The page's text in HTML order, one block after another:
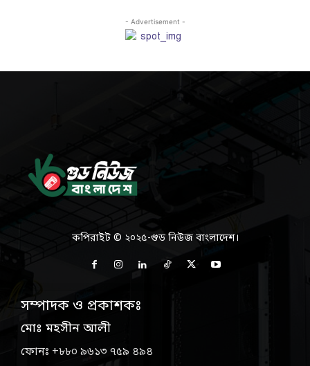
- Advertisement -
কপিরাইট © ২০২৫-গুড নিউজ বাংলাদেশ।
সম্পাদক ও প্রকাশকঃ
মোঃ মহসীন আলী
ফোনঃ +৮৮০ ৯৬১৩ ৭৫৯ ৪৯৪